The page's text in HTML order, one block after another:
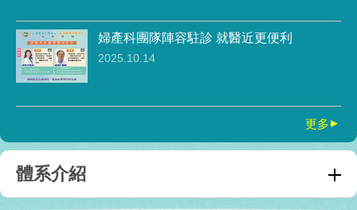
更多 ▲
婦產科團隊陣容駐診 就醫近更便利
2025.10.14
體系介紹